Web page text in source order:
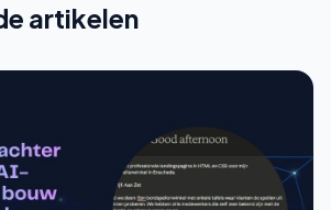
artikelen